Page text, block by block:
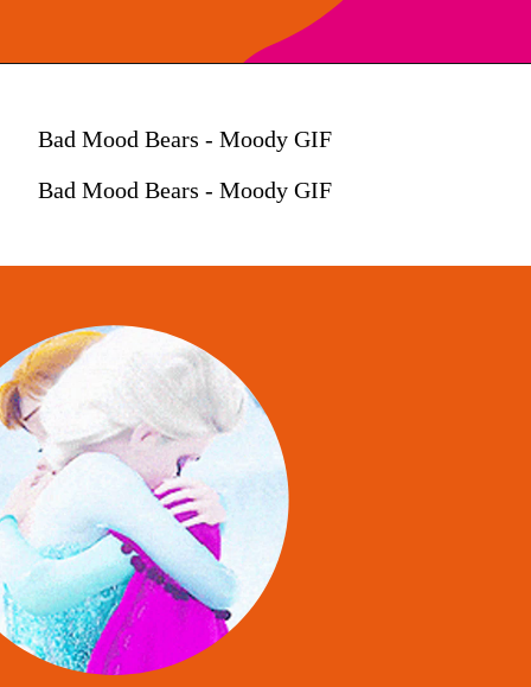
Bad Mood Bears - Moody GIF
Bad Mood Bears - Moody GIF